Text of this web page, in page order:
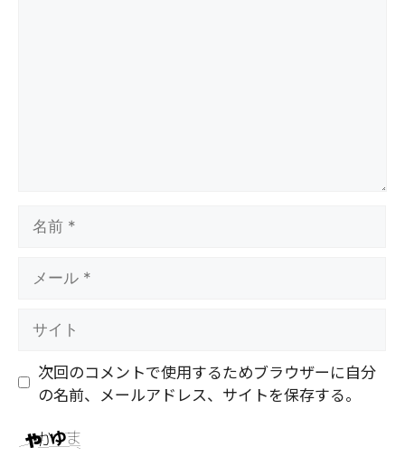
次回のコメントで使用するためブラウザーに自分
の名前、メールアドレス、サイトを保存する。